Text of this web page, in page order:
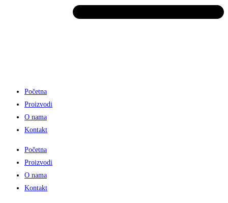
Početna
Proizvodi
O nama
Kontakt
Početna
Proizvodi
O nama
Kontakt